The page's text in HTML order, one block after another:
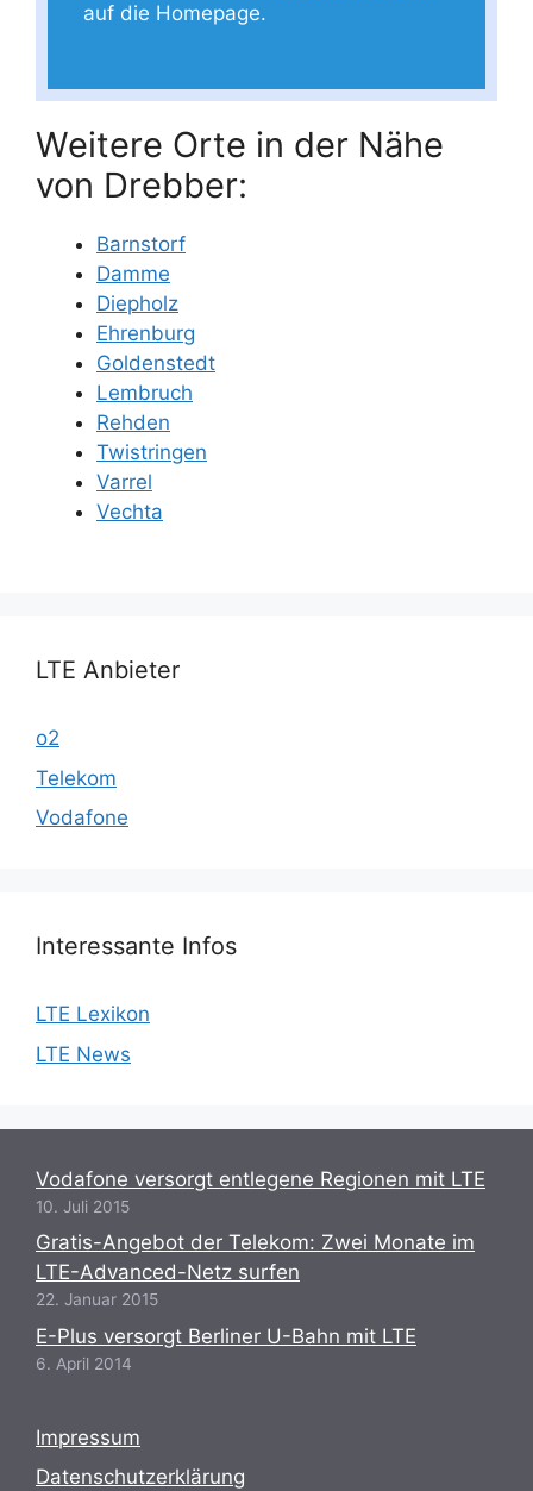
auf die Homepage.
Weitere Orte in der Nähe
von Drebber:
Barnstorf
Damme
Diepholz
Ehrenburg
Goldenstedt
Lembruch
Rehden
Twistringen
Varrel
Vechta
LTE Anbieter
o2
Telekom
Vodafone
Interessante Infos
LTE Lexikon
LTE News
Vodafone versorgt entlegene Regionen mit LTE
10. Juli 2015
Gratis-Angebot der Telekom: Zwei Monate im
LTE-Advanced-Netz surfen
22. Januar 2015
E-Plus versorgt Berliner U-Bahn mit LTE
6. April 2014
Impressum
Datenschutzerklärung